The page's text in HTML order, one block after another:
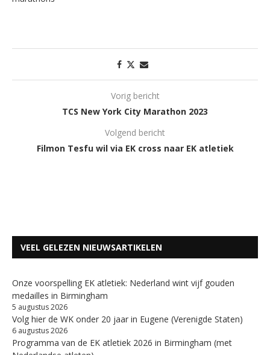
Vorig bericht
TCS New York City Marathon 2023
Volgend bericht
Filmon Tesfu wil via EK cross naar EK atletiek
VEEL GELEZEN NIEUWSARTIKELEN
Onze voorspelling EK atletiek: Nederland wint vijf gouden
medailles in Birmingham
5 augustus 2026
Volg hier de WK onder 20 jaar in Eugene (Verenigde Staten)
6 augustus 2026
Programma van de EK atletiek 2026 in Birmingham (met